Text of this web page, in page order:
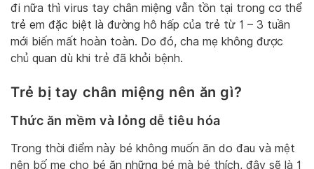
đi nữa thì virus tay chân miệng vẫn tồn tại trong cơ thể
trẻ em đặc biệt là đường hô hấp của trẻ từ 1 – 3 tuần
mới biến mất hoàn toàn. Do đó, cha mẹ không được
chủ quan dù khi trẻ đã khỏi bệnh.
Trẻ bị tay chân miệng nên ăn gì?
Thức ăn mềm và lỏng dễ tiêu hóa
Trong thời điểm này bé không muốn ăn do đau và mệt
nên bố mẹ cho bé ăn những bé mà bé thích, đây sẽ là 1